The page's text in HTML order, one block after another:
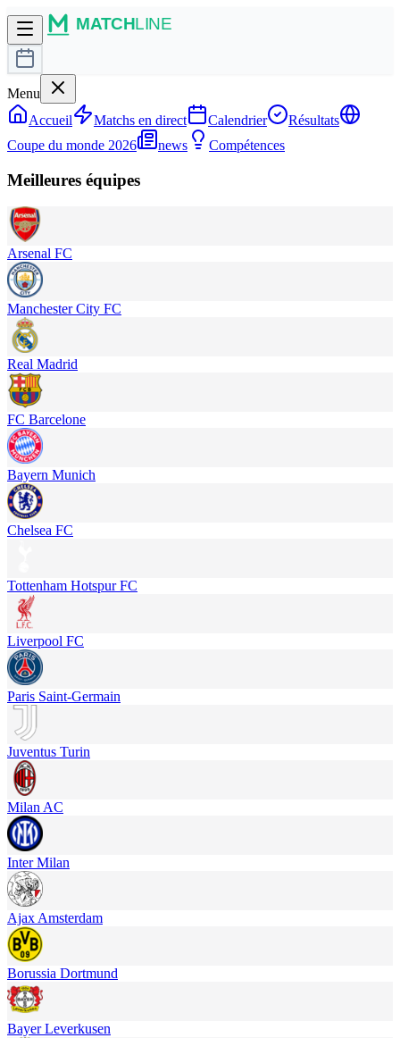
Menu
Accueil
Matchs en direct Calendrier
Résultats
Coupe du monde 2026
news Compétences
Meilleures équipes
Arsenal FC
Manchester City FC
Real Madrid
FC Barcelone
Bayern Munich
Chelsea FC
Tottenham Hotspur FC
Liverpool FC
Paris Saint-Germain
Juventus Turin
Milan AC
Inter Milan
Ajax Amsterdam
Borussia Dortmund
Bayer Leverkusen